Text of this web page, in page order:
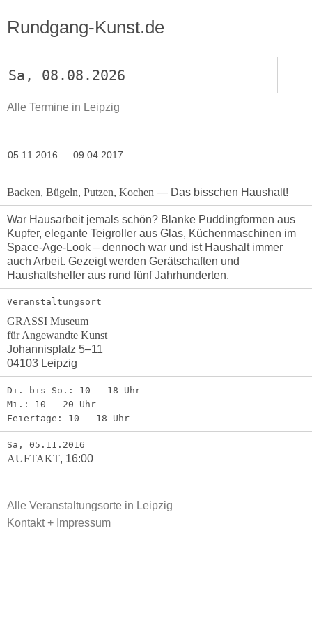
Rundgang-Kunst.de
Sa, 08.08.2026
Alle Termine in Leipzig
05.11.2016 — 09.04.2017
Backen, Bügeln, Putzen, Kochen — Das bisschen Haushalt!
War Hausarbeit jemals schön? Blanke Puddingformen aus
Kupfer, elegante Teigroller aus Glas, Küchenmaschinen im
Space-Age-Look – dennoch war und ist Haushalt immer
auch Arbeit. Gezeigt werden Gerätschaften und
Haushaltshelfer aus rund fünf Jahrhunderten.
Veranstaltungsort
GRASSI Museum
für Angewandte Kunst
Johannisplatz 5–11
04103 Leipzig
Di. bis So.: 10 – 18 Uhr
Mi.: 10 – 20 Uhr
Feiertage: 10 – 18 Uhr
Sa, 05.11.2016
AUFTAKT, 16:00
Alle Veranstaltungsorte in Leipzig
Kontakt + Impressum